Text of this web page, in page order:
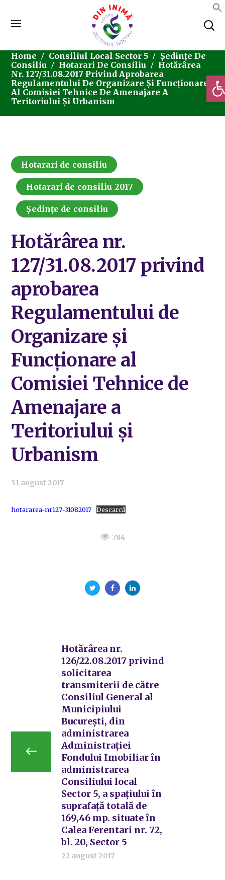
Home Consiliul Local Sector 5
Ședințe De
Consiliu
Hotarari De Consiliu
Hotărârea
Nr. 127/31.08.2017 Privind Aprobarea
Regulamentului De Organizare Și Funcționare
Al Comisiei Tehnice De Amenajare A
Teritoriului Și Urbanism
Hotarari de consiliu
Hotarari de consiliu 2017
Ședințe de consiliu
Hotărârea nr.
127/31.08.2017 privind
aprobarea
Regulamentului de
Organizare și
Funcționare al
Comisiei Tehnice de
Amenajare a
Teritoriului și
Urbanism
31 august 2017
hotararea-nr127-31082017 Descarcă
784
Hotărârea nr.
126/22.08.2017 privind
solicitarea
transmiterii de către
Consiliul General al
Municipiului
București, din
administrarea
Administrației
Fondului Imobiliar în
administrarea
Consiliului local
Sector 5, a spațiului în
suprafață totală de
169,46 mp. situate în
Calea Ferentari nr. 72,
bl. 20, Sector 5
22 august 2017